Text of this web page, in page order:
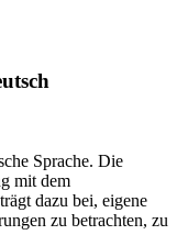
Sprache. Die
mit dem
dazu bei, eigene
zu betrachten, zu